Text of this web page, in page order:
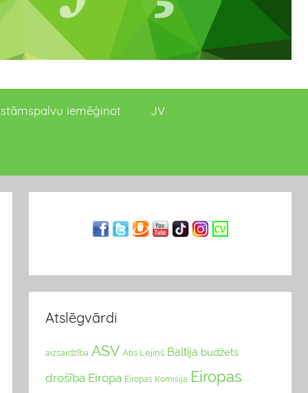
iemēģinot JV
Atslēgvārdi
aizsardzība ASV Atis Lejiņš Baltija budžets
drošība Eiropa Eiropas Komisija Eiropas